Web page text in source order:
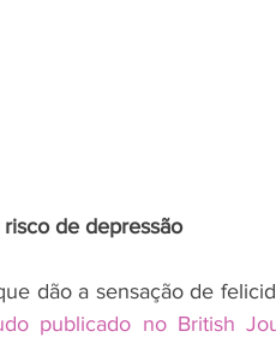
de depressão
dão a sensação de
publicado no British